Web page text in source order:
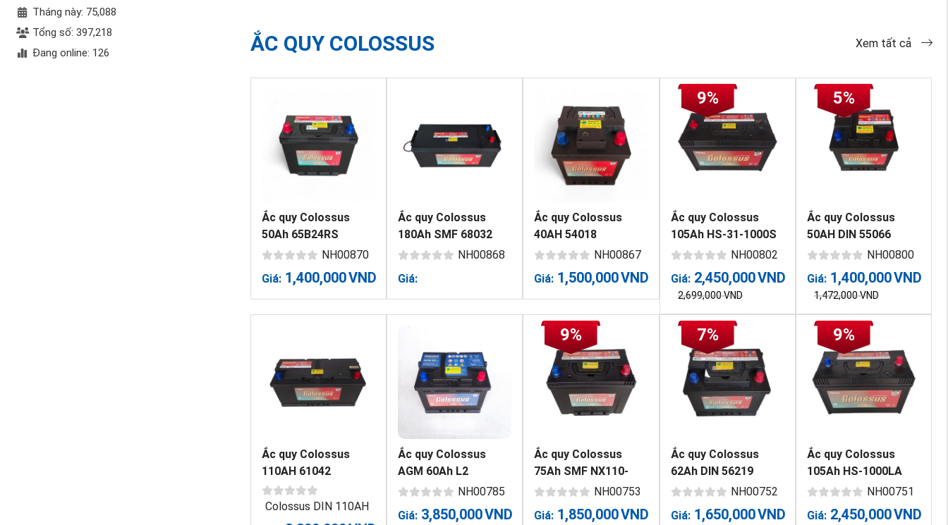
Tháng này: 75,088
Tổng số: 397,218
Đang online: 126
ẮC QUY COLOSSUS Xem tất cả
Ắc quy Colossus
50Ah 65B24RS
NH00870
Giá: 1,400,000VND
Ắc quy Colossus
180Ah SMF 68032
NH00868
Giá:
Ắc quy Colossus
40AH 54018
NH00867
Giá: 1,500,000VND
9%
Ắc quy Colossus
105Ah HS-31-1000S
(cọc vít)
NH00802
Giá: 2,450,000VND
2,699,000VND
5%
Ắc quy Colossus
50AH DIN 55066
NH00800
Giá: 1,400,000VND
1,472,000VND
Ắc quy Colossus
110AH 61042
Colossus DIN 110AH
Ắc quy Colossus
AGM 60Ah L2
NH00785
Giá: 3,850,000VND
9%
Ắc quy Colossus
75Ah SMF NX110-
5ZL
NH00753
Giá: 1,850,000VND
7%
Ắc quy Colossus
62Ah DIN 56219
NH00752
Giá: 1,650,000VND
9%
Ắc quy Colossus
105Ah HS-1000LA
(cọc thường)NH00751
Giá: 2,450,000VND